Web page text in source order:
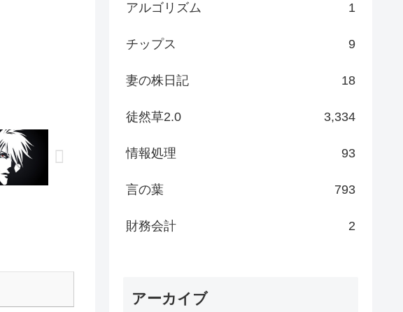
アルゴリズム 1
チップス 9
妻の株日記 18
徒然草2.0 3,334
情報処理 93
言の葉 793
財務会計 2
アーカイブ